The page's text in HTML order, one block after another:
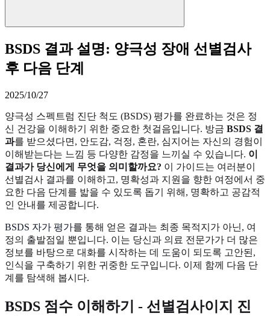
BSDS 결과 설명: 양극성 장애 선별검사
후 다음 단계
2025/10/27
양극성 스펙트럼 진단 척도 (BSDS) 평가를 완료하는 것은 정
신 건강을 이해하기 위한 중요한 첫걸음입니다. 방금 BSDS 결
과를 받으셨다면, 안도감, 걱정, 혼란, 심지어는 자신의 경험이
이해받는다는 느낌 등 다양한 감정을 느끼실 수 있습니다. 이
결과가 당신에게 무엇을 의미할까요? 이 가이드는 여러분이
선별검사 결과를 이해하고, 명확성과 지원을 향한 여정에서 중
요한 다음 단계를 밟을 수 있도록 돕기 위해, 명확하고 공감적
인 안내를 제공합니다.
BSDS 자가 평가를 통해 얻은 결과는 최종 목적지가 아닌, 여
정의 출발점일 뿐입니다. 이는 당신과 의료 전문가가 더 많은
정보를 바탕으로 대화를 시작하는 데 도움이 되도록 고안된,
인식을 구축하기 위한 귀중한 도구입니다. 이제 함께 다음 단
계를 탐색해 봅시다.
BSDS 점수 이해하기 - 선별검사이지 진